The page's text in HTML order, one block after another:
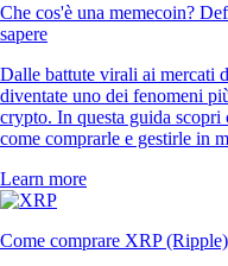
Che cos'è una memecoin?
sapere
Dalle battute virali ai mercati
diventate uno dei fenomeni
crypto. In questa guida scopri
come comprarle e gestirle in
Learn more
Come comprare XRP